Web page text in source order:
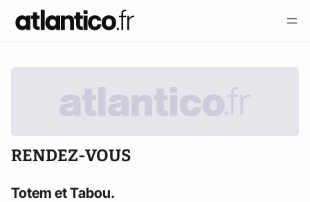
RENDEZ-VOUS
Totem et Tabou.